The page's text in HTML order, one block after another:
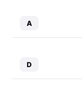
A
D